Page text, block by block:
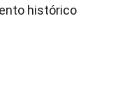
histórico